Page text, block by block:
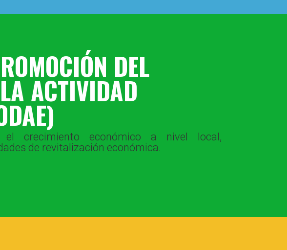
DEL
ACTIVIDAD
crecimiento económico a nivel local,
de revitalización económica.